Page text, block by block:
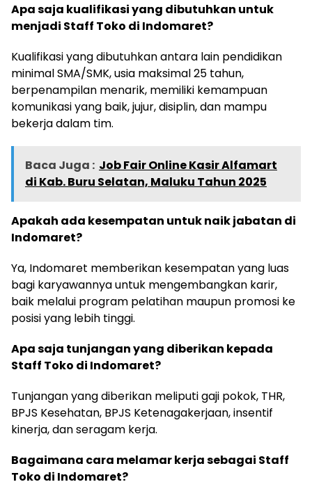
Apa saja kualifikasi yang dibutuhkan untuk
menjadi Staff Toko di Indomaret?
Kualifikasi yang dibutuhkan antara lain pendidikan
minimal SMA/SMK, usia maksimal 25 tahun,
berpenampilan menarik, memiliki kemampuan
komunikasi yang baik, jujur, disiplin, dan mampu
bekerja dalam tim.
Baca Juga : Job Fair Online Kasir Alfamart
di Kab. Buru Selatan, Maluku Tahun 2025
Apakah ada kesempatan untuk naik jabatan di
Indomaret?
Ya, Indomaret memberikan kesempatan yang luas
bagi karyawannya untuk mengembangkan karir,
baik melalui program pelatihan maupun promosi ke
posisi yang lebih tinggi.
Apa saja tunjangan yang diberikan kepada
Staff Toko di Indomaret?
Tunjangan yang diberikan meliputi gaji pokok, THR,
BPJS Kesehatan, BPJS Ketenagakerjaan, insentif
kinerja, dan seragam kerja.
Bagaimana cara melamar kerja sebagai Staff
Toko di Indomaret?